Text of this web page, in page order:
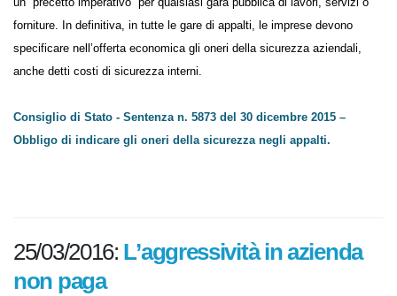
un “precetto imperativo” per qualsiasi gara pubblica di lavori, servizi o
forniture. In definitiva, in tutte le gare di appalti, le imprese devono
specificare nell’offerta economica gli oneri della sicurezza aziendali,
anche detti costi di sicurezza interni.
Consiglio di Stato - Sentenza n. 5873 del 30 dicembre 2015 –
Obbligo di indicare gli oneri della sicurezza negli appalti.
25/03/2016: L’aggressività in azienda
non paga